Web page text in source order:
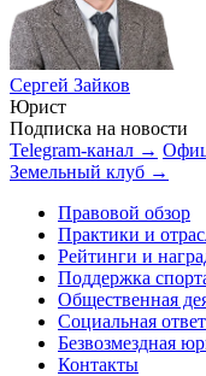
Сергей Зайков
Юрист
Подписка на новости
Telegram-канал →
Земельный клуб →
Правовой обзор
Практики и
Рейтинги и
Поддержка
Общественная
Социальная
Безвозмездная
Контакты